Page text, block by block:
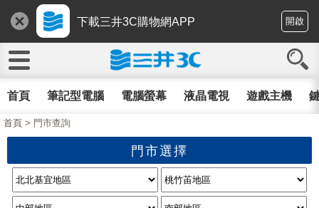
下載三井3C購物網APP 開啟
首頁 筆記型電腦 電腦螢幕 液晶電視 遊戲主機
首頁 > 門市查詢
門市選擇